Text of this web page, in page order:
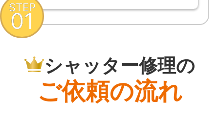
シャッター修理の
ご依頼の流れ
STEP
01